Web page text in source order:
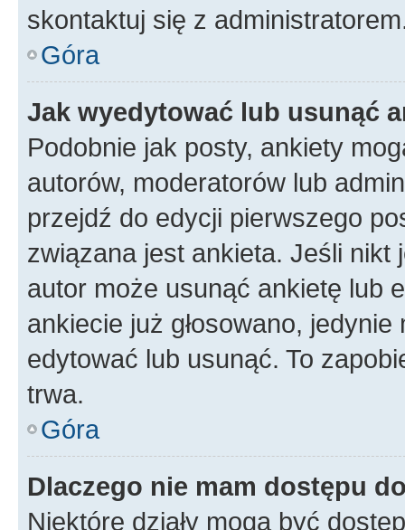
skontaktuj się z
Góra
Jak wyedytować lub usunąć
Podobnie jak posty, ankiety
autorów, moderatorów lub
przejdź do edycji pierwszego
związana jest ankieta. Jeśli nikt
autor może usunąć ankietę lub
ankiecie już głosowano,
edytować lub usunąć. To
trwa.
Góra
Dlaczego nie mam dostępu
Niektóre działy mogą być